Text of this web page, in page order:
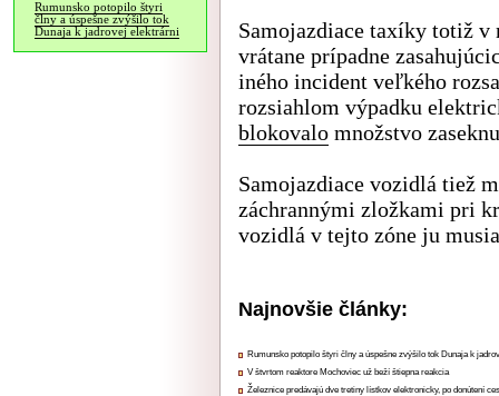
Rumunsko potopilo štyri
člny a úspešne zvýšilo tok
Dunaja k jadrovej elektrárni
Samojazdiace taxíky totiž
vrátane prípadne
iného incident veľkého
rozsiahlom výpadku
blokovalo množstvo
Samojazdiace vozidlá tiež
záchrannými zložkami pri
vozidlá v tejto zóne ju
Najnovšie články:
Rumunsko potopilo štyri člny a úspešne zvýšilo tok Dunaja k
V štvrtom reaktore Mochoviec už beží štiepna reakcia
Železnice predávajú dve tretiny lístkov elektronicky, po donútení